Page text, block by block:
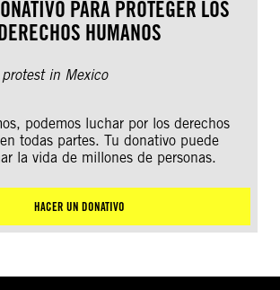
PARA PROTEGER LOS
HUMANOS
podemos luchar por los derechos
todas partes. Tu donativo puede
la vida de millones de personas.
HACER UN DONATIVO